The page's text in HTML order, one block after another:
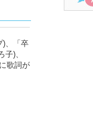
)、「卒
)、
歌詞が